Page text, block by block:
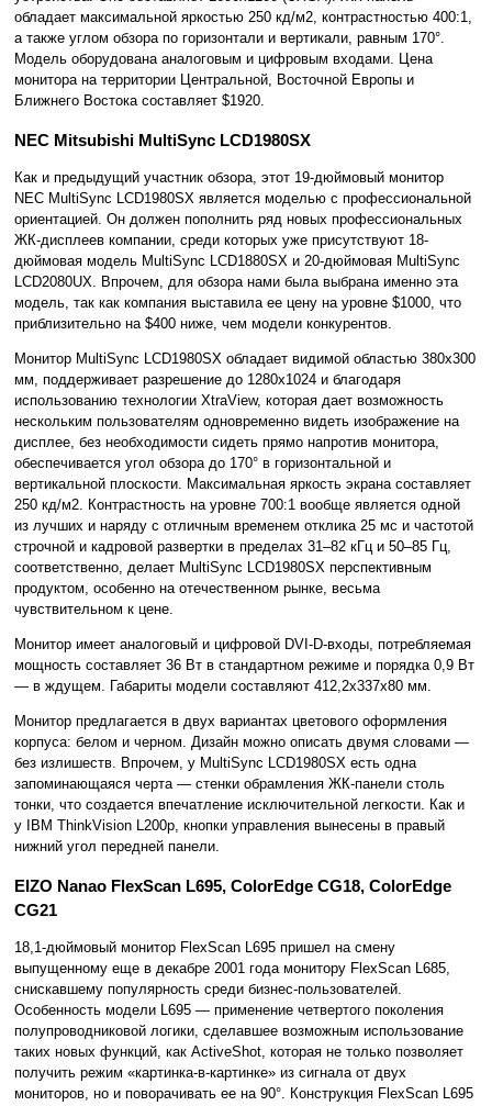
обладает максимальной яркостью 250 кд/м2, контрастностью 400:1,
а также углом обзора по горизонтали и вертикали, равным 170°.
Модель оборудована аналоговым и цифровым входами. Цена
монитора на территории Центральной, Восточной Европы и
Ближнего Востока составляет $1920.
NEC Mitsubishi MultiSync LCD1980SX
Как и предыдущий участник обзора, этот 19-дюймовый монитор
NEC MultiSync LCD1980SX является моделью с профессиональной
ориентацией. Он должен пополнить ряд новых профессиональных
ЖК-дисплеев компании, среди которых уже присутствуют 18-
дюймовая модель MultiSync LCD1880SX и 20-дюймовая MultiSync
LCD2080UX. Впрочем, для обзора нами была выбрана именно эта
модель, так как компания выставила ее цену на уровне $1000, что
приблизительно на $400 ниже, чем модели конкурентов.
Монитор MultiSync LCD1980SX обладает видимой областью 380x300
мм, поддерживает разрешение до 1280x1024 и благодаря
использованию технологии XtraView, которая дает возможность
нескольким пользователям одновременно видеть изображение на
дисплее, без необходимости сидеть прямо напротив монитора,
обеспечивается угол обзора до 170° в горизонтальной и
вертикальной плоскости. Максимальная яркость экрана составляет
250 кд/м2. Контрастность на уровне 700:1 вообще является одной
из лучших и наряду с отличным временем отклика 25 мс и частотой
строчной и кадровой развертки в пределах 31–82 кГц и 50–85 Гц,
соответственно, делает MultiSync LCD1980SX перспективным
продуктом, особенно на отечественном рынке, весьма
чувствительном к цене.
Монитор имеет аналоговый и цифровой DVI-D-входы, потребляемая
мощность составляет 36 Вт в стандартном режиме и порядка 0,9 Вт
— в ждущем. Габариты модели составляют 412,2x337x80 мм.
Монитор предлагается в двух вариантах цветового оформления
корпуса: белом и черном. Дизайн можно описать двумя словами —
без излишеств. Впрочем, у MultiSync LCD1980SX есть одна
запоминающаяся черта — стенки обрамления ЖК-панели столь
тонки, что создается впечатление исключительной легкости. Как и
у IBM ThinkVision L200p, кнопки управления вынесены в правый
нижний угол передней панели.
EIZO Nanao FlexScan L695, ColorEdge CG18, ColorEdge
CG21
18,1-дюймовый монитор FlexScan L695 пришел на смену
выпущенному еще в декабре 2001 года монитору FlexScan L685,
снискавшему популярность среди бизнес-пользователей.
Особенность модели L695 — применение четвертого поколения
полупроводниковой логики, сделавшее возможным использование
таких новых функций, как ActiveShot, которая не только позволяет
получить режим «картинка-в-картинке» из сигнала от двух
мониторов, но и поворачивать ее на 90°. Конструкция FlexScan L695